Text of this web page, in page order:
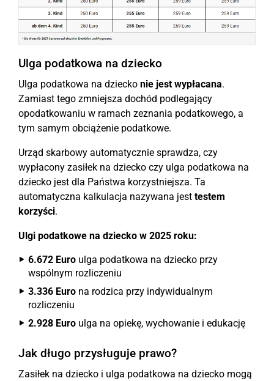
Ulga podatkowa na dziecko
Ulga podatkowa na dziecko nie jest wypłacana.
Zamiast tego zmniejsza dochód podlegający
opodatkowaniu w ramach zeznania podatkowego, a
tym samym obciążenie podatkowe.
Urząd skarbowy automatycznie sprawdza, czy
wypłacony zasiłek na dziecko czy ulga podatkowa na
dziecko jest dla Państwa korzystniejsza. Ta
automatyczna kalkulacja nazywana jest testem
korzyści.
Ulgi podatkowe na dziecko w 2025 roku:
6.672 Euro ulga podatkowa na dziecko przy
wspólnym rozliczeniu
3.336 Euro na rodzica przy indywidualnym
rozliczeniu
2.928 Euro ulga na opiekę, wychowanie i edukację
Jak długo przysługuje prawo?
Zasiłek na dziecko i ulga podatkowa na dziecko mogą